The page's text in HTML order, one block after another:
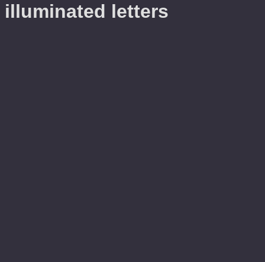
illuminated letters